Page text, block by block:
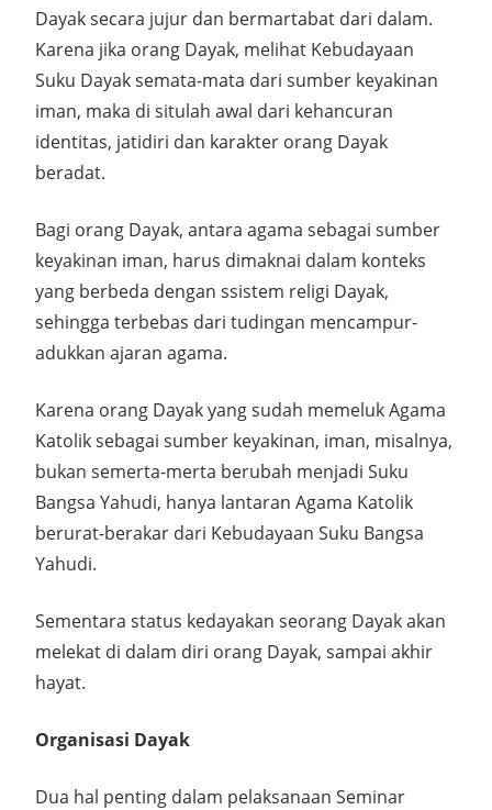
Dayak secara jujur dan bermartabat dari dalam.
Karena jika orang Dayak, melihat Kebudayaan
Suku Dayak semata-mata dari sumber keyakinan
iman, maka di situlah awal dari kehancuran
identitas, jatidiri dan karakter orang Dayak
beradat.
Bagi orang Dayak, antara agama sebagai sumber
keyakinan iman, harus dimaknai dalam konteks
yang berbeda dengan ssistem religi Dayak,
sehingga terbebas dari tudingan mencampur-
adukkan ajaran agama.
Karena orang Dayak yang sudah memeluk Agama
Katolik sebagai sumber keyakinan, iman, misalnya,
bukan semerta-merta berubah menjadi Suku
Bangsa Yahudi, hanya lantaran Agama Katolik
berurat-berakar dari Kebudayaan Suku Bangsa
Yahudi.
Sementara status kedayakan seorang Dayak akan
melekat di dalam diri orang Dayak, sampai akhir
hayat.
Organisasi Dayak
Dua hal penting dalam pelaksanaan Seminar